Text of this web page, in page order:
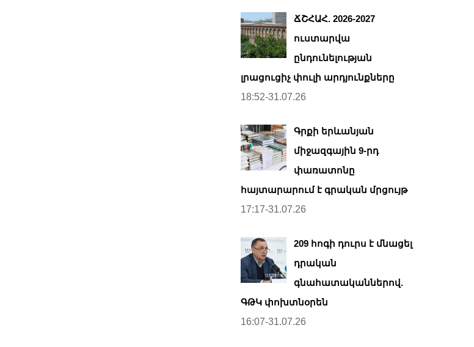
ՃՇՀԱՀ. 2026-2027
ուստարվա
ընդունելության
լրացուցիչ փուլի արդյունքները
18:52-31.07.26
Գրքի երևանյան
միջազգային 9-րդ
փառատոնը
հայտարարում է գրական մրցույթ
17:17-31.07.26
209 հոգի դուրս է մնացել
դրական
գնահատականներով.
ԳԹԿ փոխտնօրեն
16:07-31.07.26